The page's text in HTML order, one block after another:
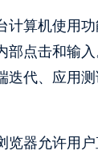
计算机使用
部点击和输
迭代、应用
览器允许用